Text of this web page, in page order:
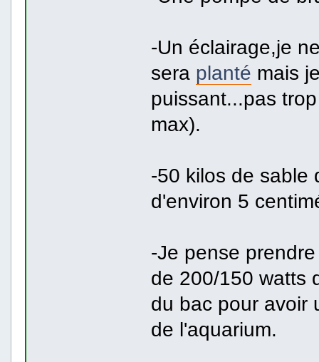
-Un éclairage,je
sera planté mais
puissant...pas
max).
-50 kilos de sable
d'environ 5
-Je pense
de 200/150 watts
du bac pour avoir
de l'aquarium.